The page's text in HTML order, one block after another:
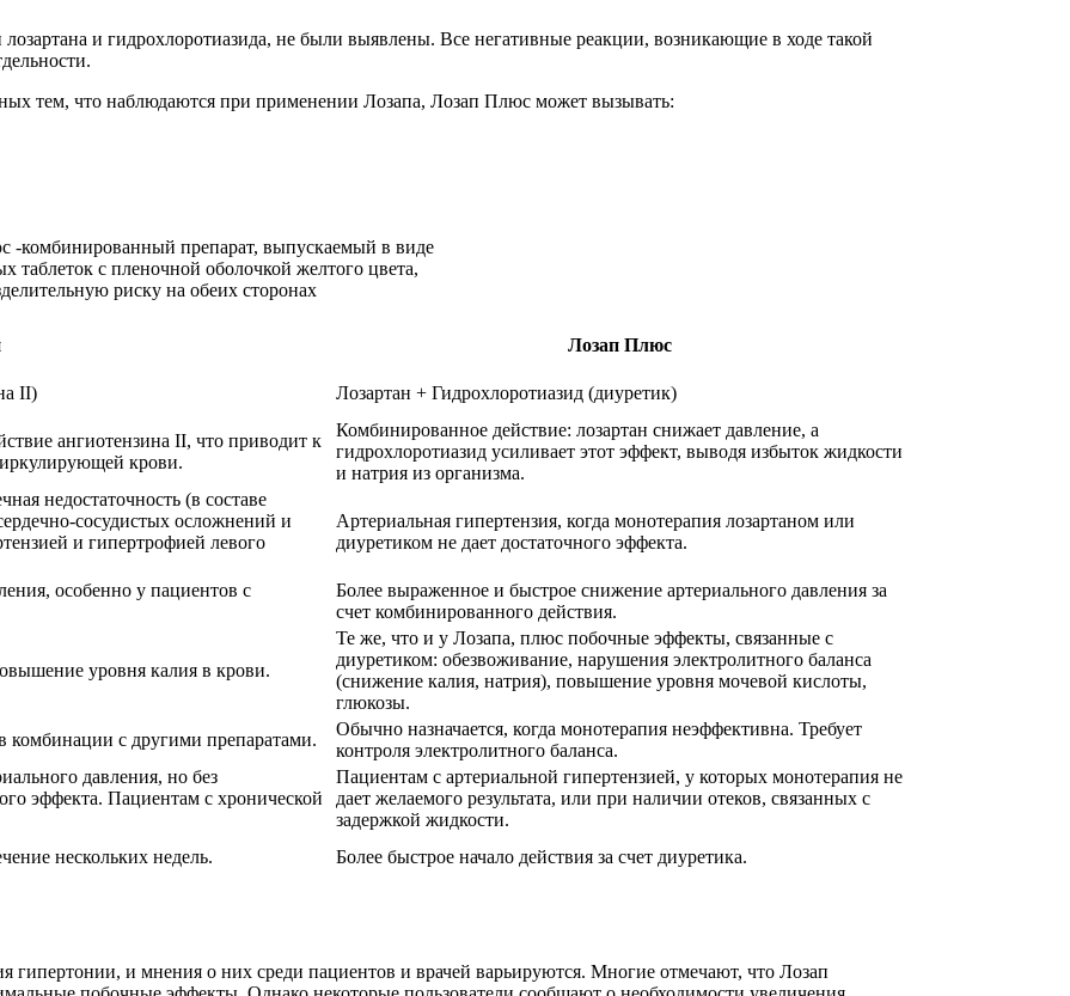
и гидрохлоротиазида, не были выявлены. Все негативные реакции, возникающие в ходе такой
тем, что наблюдаются при применении Лозапа, Лозап Плюс может вызывать:
Лозап Плюс
II) Лозартан + Гидрохлоротиазид (диуретик)
ангиотензина II, что приводит к
крови.
Комбинированное действие: лозартан снижает давление, а
гидрохлоротиазид усиливает этот эффект, выводя избыток жидкости
и натрия из организма.
недостаточность (в составе
сосудистых осложнений и
и гипертрофией левого
Артериальная гипертензия, когда монотерапия лозартаном или
диуретиком не дает достаточного эффекта.
особенно у пациентов с
Более выраженное и быстрое снижение артериального давления за
счет комбинированного действия.
уровня калия в крови.
Те же, что и у Лозапа, плюс побочные эффекты, связанные с
диуретиком: обезвоживание, нарушения электролитного баланса
(снижение калия, натрия), повышение уровня мочевой кислоты,
глюкозы.
комбинации с другими препаратами.
Обычно назначается, когда монотерапия неэффективна. Требует
контроля электролитного баланса.
давления, но без
эффекта. Пациентам с хронической
Пациентам с артериальной гипертензией, у которых монотерапия не
дает желаемого результата, или при наличии отеков, связанных с
задержкой жидкости.
нескольких недель. Более быстрое начало действия за счет диуретика.
и мнения о них среди пациентов и врачей варьируются. Многие отмечают, что Лозап